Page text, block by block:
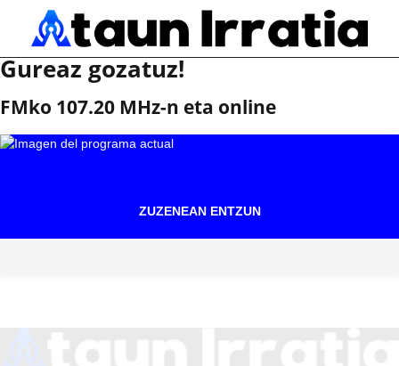
Gureaz gozatuz!
FMko 107.20 MHz-n eta online
ZUZENEAN ENTZUN